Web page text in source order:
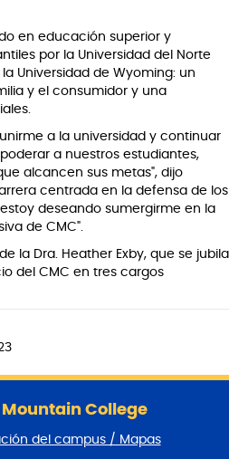
en educación superior y
por la Universidad del Norte
Universidad de Wyoming: un
y el consumidor y una
a la universidad y continuar
a nuestros estudiantes,
alcancen sus metas", dijo
centrada en la defensa de los
deseando sumergirme en la
de CMC".
la Dra. Heather Exby, que se jubila
del CMC en tres cargos
College
del campus / Mapas